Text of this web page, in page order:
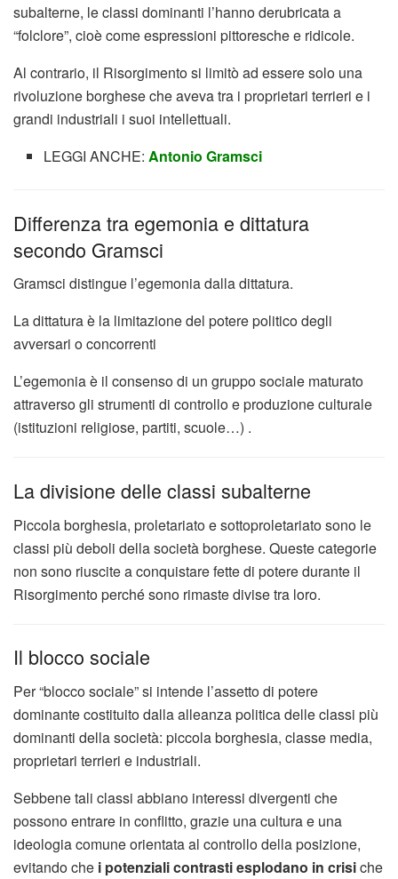
subalterne, le classi dominanti l’hanno derubricata a
“folclore”, cioè come espressioni pittoresche e ridicole.
Al contrario, il Risorgimento si limitò ad essere solo una
rivoluzione borghese che aveva tra i proprietari terrieri e i
grandi industriali i suoi intellettuali.
LEGGI ANCHE: Antonio Gramsci
Differenza tra egemonia e dittatura
secondo Gramsci
Gramsci distingue l’egemonia dalla dittatura.
La dittatura è la limitazione del potere politico degli
avversari o concorrenti
L’egemonia è il consenso di un gruppo sociale maturato
attraverso gli strumenti di controllo e produzione culturale
(istituzioni religiose, partiti, scuole…) .
La divisione delle classi subalterne
Piccola borghesia, proletariato e sottoproletariato sono le
classi più deboli della società borghese. Queste categorie
non sono riuscite a conquistare fette di potere durante il
Risorgimento perché sono rimaste divise tra loro.
Il blocco sociale
Per “blocco sociale” si intende l’assetto di potere
dominante costituito dalla alleanza politica delle classi più
dominanti della società: piccola borghesia, classe media,
proprietari terrieri e industriali.
Sebbene tali classi abbiano interessi divergenti che
possono entrare in conflitto, grazie una cultura e una
ideologia comune orientata al controllo della posizione,
evitando che i potenziali contrasti esplodano in crisiche